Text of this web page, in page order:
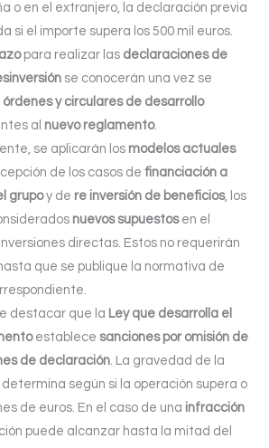
o en el extranjero, la declaración previa
si el importe supera los 500 mil euros.
para realizar las declaraciones de
se conocerán una vez se
órdenes y circulares de desarrollo
al nuevo reglamento.
se aplicarán los modelos actuales
de los casos de financiación a
grupoy de re inversión de beneficios, los
nuevos supuestosen el
directas. Estos no requerirán
que se publique la normativa de
destacar que la Ley que desarrolla el
establece sanciones por omisión de
de declaración. La gravedad de la
según si la operación supera o
de euros. En el caso de una infracción
puede alcanzar hasta la mitad del